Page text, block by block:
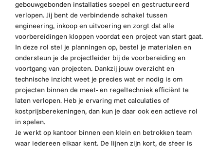
gebouwgebonden installaties soepel en gestructureerd
verlopen. Jij bent de verbindende schakel tussen
engineering, inkoop en uitvoering en zorgt dat alle
voorbereidingen kloppen voordat een project van start gaat.
In deze rol stel je planningen op, bestel je materialen en
ondersteun je de projectleider bij de voorbereiding en
voortgang van projecten. Dankzij jouw overzicht en
technische inzicht weet je precies wat er nodig is om
projecten binnen de meet- en regeltechniek efficiënt te
laten verlopen. Heb je ervaring met calculaties of
kostprijsberekeningen, dan kun je daar ook een actieve rol
in spelen.
Je werkt op kantoor binnen een klein en betrokken team
waar iedereen elkaar kent. De lijnen zijn kort, de sfeer is